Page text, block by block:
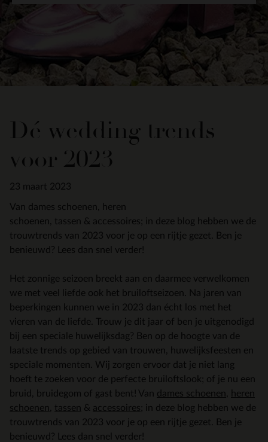
Dé wedding trends
voor 2023
23 maart 2023
Van dames schoenen, heren
schoenen, tassen & accessoires; in deze blog hebben we de
trouwtrends van 2023 voor je op een rijtje gezet. Ben je
benieuwd? Lees dan snel verder!
Het zonnige seizoen breekt aan en daarmee verwelkomen
we met veel liefde ook het bruiloftseizoen. Na jaren van
beperkingen kunnen we in 2023 dan écht los met het
vieren van de liefde. Trouw je dit jaar of ben je uitgenodigd
bij een speciale huwelijksdag? Ben op de hoogte van de
laatste trends op gebied van trouwen, huwelijksfeesten en
speciale momenten. Wij zorgen ervoor dat je niet lang
hoeft te zoeken voor de perfecte bruiloftslook; of je nu een
bruid, bruidegom of gast bent! Van dames schoenen
heren
schoenen
tassen & accessoires; in deze blog hebben we de
trouwtrends van 2023 voor je op een rijtje gezet. Ben je
benieuwd? Lees dan snel verder!